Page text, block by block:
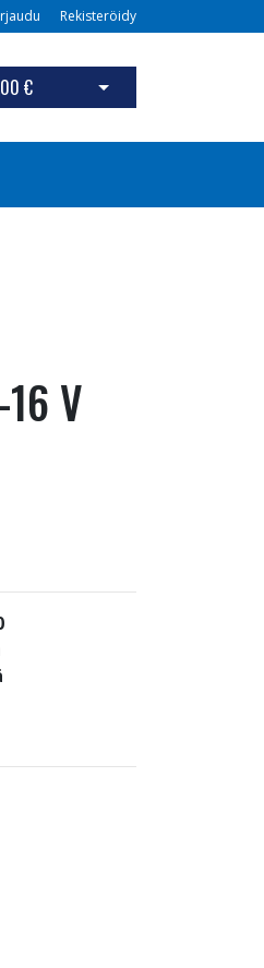
Rekisteröidy
€ Avaa ostoskori
V